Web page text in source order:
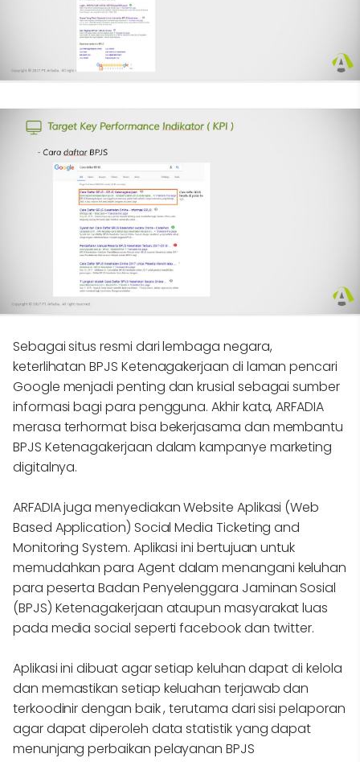
Sebagai situs resmi dari lembaga negara,
keterlihatan BPJS Ketenagakerjaan di laman pencari
Google menjadi penting dan krusial sebagai sumber
informasi bagi para pengguna. Akhir kata, ARFADIA
merasa terhormat bisa bekerjasama dan membantu
BPJS Ketenagakerjaan dalam kampanye marketing
digitalnya.
ARFADIA juga menyediakan Website Aplikasi (Web
Based Application) Social Media Ticketing and
Monitoring System. Aplikasi ini bertujuan untuk
memudahkan para Agent dalam menangani keluhan
para peserta Badan Penyelenggara Jaminan Sosial
(BPJS) Ketenagakerjaan ataupun masyarakat luas
pada media social seperti facebook dan twitter.
Aplikasi ini dibuat agar setiap keluhan dapat di kelola
dan memastikan setiap keluahan terjawab dan
terkoodinir dengan baik , terutama dari sisi pelaporan
agar dapat diperoleh data statistik yang dapat
menunjang perbaikan pelayanan BPJS